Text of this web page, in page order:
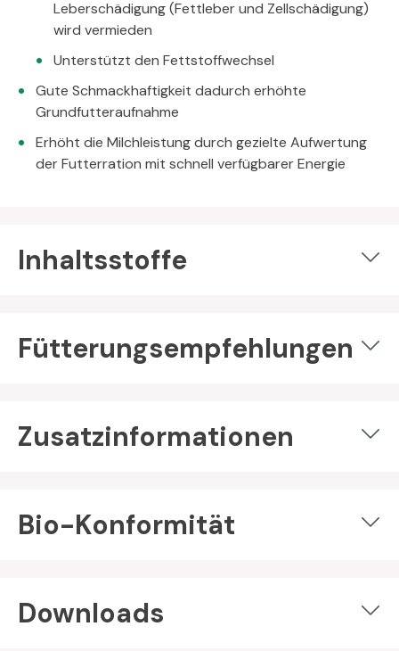
Leberschädigung (Fettleber und Zellschädigung)
wird vermieden
Unterstützt den Fettstoffwechsel
Gute Schmackhaftigkeit dadurch erhöhte
Grundfutteraufnahme
Erhöht die Milchleistung durch gezielte Aufwertung
der Futterration mit schnell verfügbarer Energie
Inhaltsstoffe
Fütterungsempfehlungen
Zusatzinformationen
Bio-Konformität
Downloads